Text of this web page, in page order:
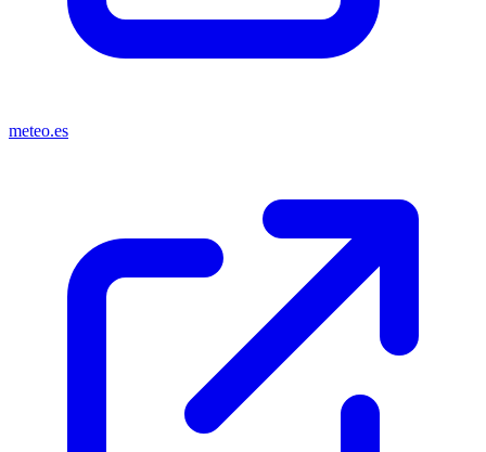
meteo.es